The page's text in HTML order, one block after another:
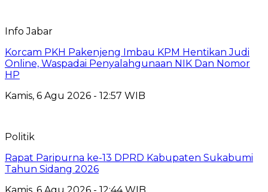
Info Jabar
Korcam PKH Pakenjeng Imbau KPM Hentikan Judi
Online, Waspadai Penyalahgunaan NIK Dan Nomor
HP
Kamis, 6 Agu 2026 - 12:57 WIB
Politik
Rapat Paripurna ke-13 DPRD Kabupaten Sukabumi
Tahun Sidang 2026